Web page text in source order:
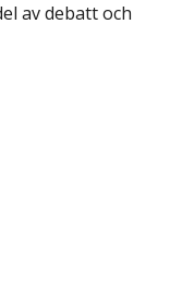
av debatt och